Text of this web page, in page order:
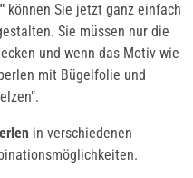
können Sie jetzt ganz einfach
Sie müssen nur die
und wenn das Motiv wie
mit Bügelfolie und
in verschiedenen